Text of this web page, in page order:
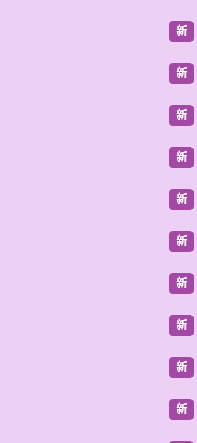
新
新
新
新
新
新
新
新
新
新